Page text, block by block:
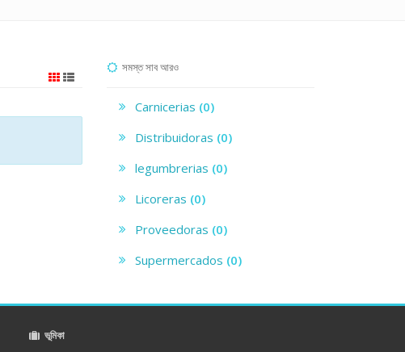
সমস্ত সাব আরও
Carnicerias
(0)
Distribuidoras
(0)
legumbrerias
(0)
Licoreras
(0)
Proveedoras
(0)
Supermercados
(0)
ভূমিকা